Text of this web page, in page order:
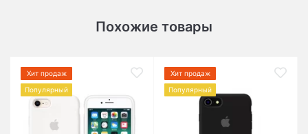
Похожие товары
Хит продаж
Популярный
Хит продаж
Популярный